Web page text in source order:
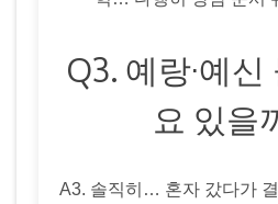
Q3. 예랑·예신
요 있을
A3. 솔직히… 혼자 갔다가